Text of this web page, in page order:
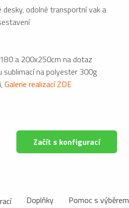
odolné transportní vak a
a 200x250cm na dotaz
na polyester 300g
Galerie realizací ZDE
Začít s konfigurací
Doplňky Pomoc s výběrem